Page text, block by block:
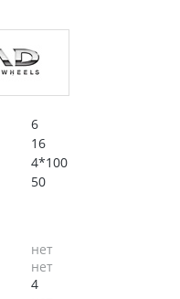
6
16
4*100
50
нет
нет
4